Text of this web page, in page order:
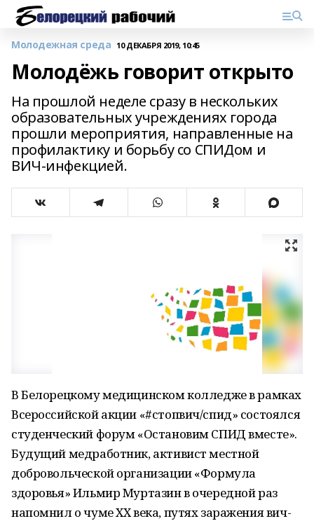
Молодежная среда 10 ДЕКАБРЯ 2019, 10:45
Молодёжь говорит открыто
На прошлой неделе сразу в нескольких
образовательных учреждениях города
прошли мероприятия, направленные на
профилактику и борьбу со СПИДом и
ВИЧ-инфекцией.
В Белорецкому медицинском колледже в рамках
Всероссийской акции «#стопвич/спид» состоялся
студенческий форум «Остановим СПИД вместе».
Будущий медработник, активист местной
добровольческой организации «Формула
здоровья» Ильмир Муртазин в очередной раз
напомнил о чуме XX века, путях заражения вич-